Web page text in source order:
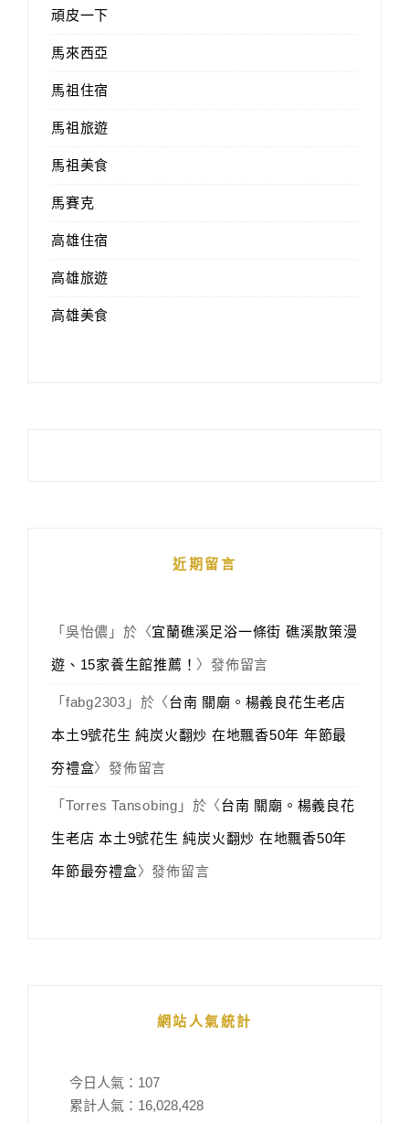
頑皮一下
馬來西亞
馬祖住宿
馬祖旅遊
馬祖美食
馬賽克
高雄住宿
高雄旅遊
高雄美食
近期留言
「 吳怡儂 」於〈宜蘭礁溪足浴一條街 礁溪散策漫
遊、15家養生館推薦！ 〉發佈留言
「 fabg2303 」於〈台南 關廟。楊義良花生老店
本土9號花生 純炭火翻炒 在地飄香50年 年節最
夯禮盒〉發佈留言
「 Torres Tansobing 」於〈台南 關廟。楊義良花
生老店 本土9號花生 純炭火翻炒 在地飄香50年
年節最夯禮盒〉發佈留言
網站人氣統計
今日人氣： 107
累計人氣： 16,028,428